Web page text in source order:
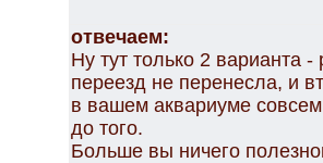
отвечаем:
Ну тут только 2 варианта
переезд не перенесла, и
в вашем аквариуме
до того.
Больше вы ничего